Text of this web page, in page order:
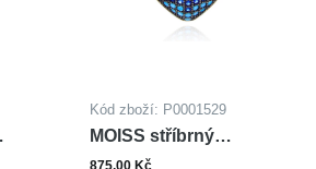
Kód zboží: P0001529
MOISS stříbrný
přívěsek SRDCE
875,00 Kč